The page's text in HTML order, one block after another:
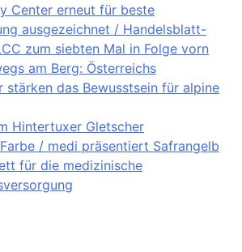
Center erneut für beste
ausgezeichnet / Handelsblatt-
zum siebten Mal in Folge vorn
am Berg: Österreichs
stärken das Bewusstsein für alpine
Hintertuxer Gletscher
/ medi präsentiert Safrangelb
für die medizinische